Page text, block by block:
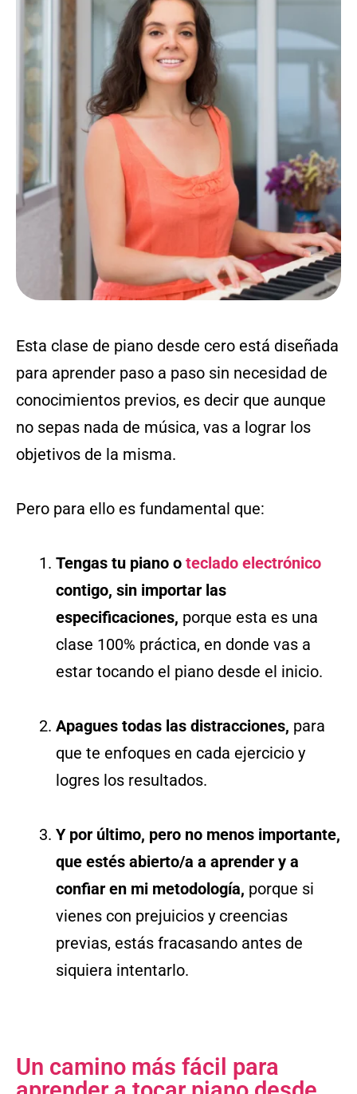
Esta clase de piano desde cero está diseñada
para aprender paso a paso sin necesidad de
conocimientos previos, es decir que aunque
no sepas nada de música, vas a lograr los
objetivos de la misma.
Pero para ello es fundamental que:
Tengas tu piano o teclado electrónico
contigo, sin importar las
especificaciones, porque esta es una
clase 100% práctica, en donde vas a
estar tocando el piano desde el inicio.
Apagues todas las distracciones, para
que te enfoques en cada ejercicio y
logres los resultados.
Y por último, pero no menos importante,
que estés abierto/a a aprender y a
confiar en mi metodología, porque si
vienes con prejuicios y creencias
previas, estás fracasando antes de
siquiera intentarlo.
Un camino más fácil para